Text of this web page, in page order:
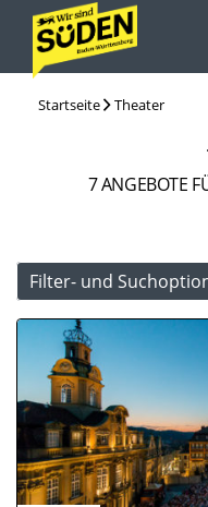
Suchen
nach:
Suchen
nach:
Startseite Theater
7ANGEBOTE
Filter- und